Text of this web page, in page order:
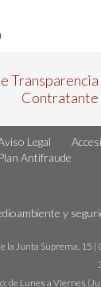
Transparencia
Contratante
Legal
Plan Antifraude
y
la Junta Suprema, 15
de Lunes a Viernes